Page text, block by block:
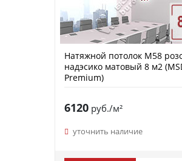
Натяжной потолок M58
надэсико матовый 8 м2
Premium)
6120руб./м²
уточнить наличие